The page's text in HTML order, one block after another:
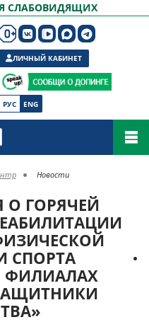
СЛАБОВИДЯЩИХ
РУС ENG
ЛИЧНЫЙ КАБИНЕТ
Новости
ГОРЯЧЕЙ
СПОРТА
ФИЛИАЛАХ